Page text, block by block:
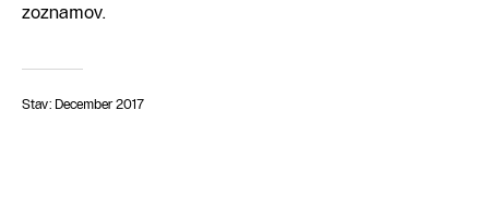
zoznamov.
Stav: December 2017